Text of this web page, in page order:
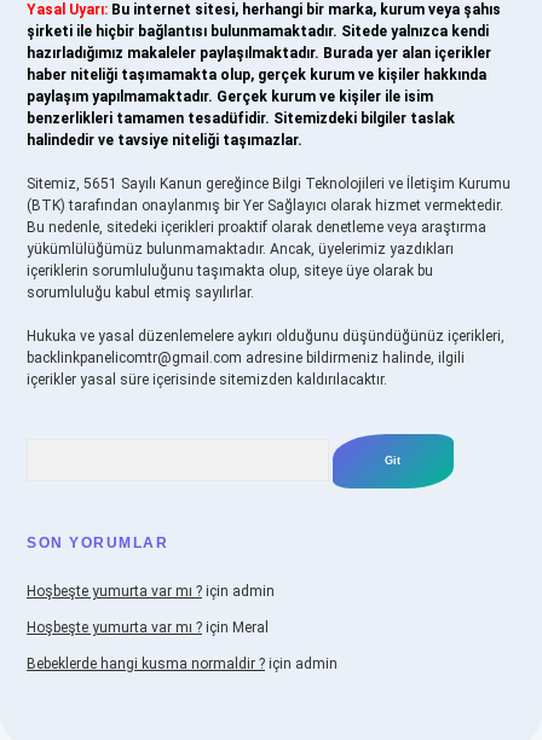
Yasal Uyarı: Bu internet sitesi, herhangi bir marka, kurum veya şahıs
şirketi ile hiçbir bağlantısı bulunmamaktadır. Sitede yalnızca kendi
hazırladığımız makaleler paylaşılmaktadır. Burada yer alan içerikler
haber niteliği taşımamakta olup, gerçek kurum ve kişiler hakkında
paylaşım yapılmamaktadır. Gerçek kurum ve kişiler ile isim
benzerlikleri tamamen tesadüfidir. Sitemizdeki bilgiler taslak
halindedir ve tavsiye niteliği taşımazlar.
Sitemiz, 5651 Sayılı Kanun gereğince Bilgi Teknolojileri ve İletişim Kurumu
(BTK) tarafından onaylanmış bir Yer Sağlayıcı olarak hizmet vermektedir.
Bu nedenle, sitedeki içerikleri proaktif olarak denetleme veya araştırma
yükümlülüğümüz bulunmamaktadır. Ancak, üyelerimiz yazdıkları
içeriklerin sorumluluğunu taşımakta olup, siteye üye olarak bu
sorumluluğu kabul etmiş sayılırlar.
Hukuka ve yasal düzenlemelere aykırı olduğunu düşündüğünüz içerikleri,
backlinkpanelicomtr@gmail.com adresine bildirmeniz halinde, ilgili
içerikler yasal süre içerisinde sitemizden kaldırılacaktır.
SON YORUMLAR
Hoşbeşte yumurta var mı ? için admin
Hoşbeşte yumurta var mı ? için Meral
Bebeklerde hangi kusma normaldir ? için admin